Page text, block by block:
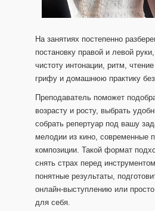
На занятиях постепенно
постановку правой и левой
чистоту интонации, ритм,
грифу и домашнюю практику без
Преподаватель поможет
возрасту и росту, выбрать
собрать репертуар под вашу
мелодии из кино, современные
композиции. Такой формат
снять страх перед
понятные результаты,
онлайн-выступлению или просто
для себя.